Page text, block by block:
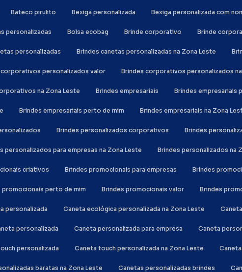
Bateco pirulito Bexiga personalizada Bexiga personalizada com
personalizadas Bolsa ecobag Brinde corporativo Brinde
personalizadas Brindes canetas personalizadas na Zona Leste
corporativos personalizados valor Brindes corporativos personalizados
na Zona Leste Brindes empresariais Brindes empresariais
Brindes empresariais perto de mim Brindes empresariais na Zona
Brindes personalizados corporativos Brindes
personalizados para empresas na Zona Leste Brindes personalizados na
criativos Brindes promocionais para empresas Brindes
promocionais perto de mim Brindes promocionais valor Brindes
personalizada Caneta ecológica personalizada na Zona Leste
personalizada Caneta personalizada para empresa Caneta
personalizada Caneta touch personalizada na Zona Leste
baratas na Zona Leste Canetas personalizadas brindes